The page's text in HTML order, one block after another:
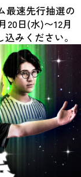
最速先行抽選の
20日(水)〜12月
みください。